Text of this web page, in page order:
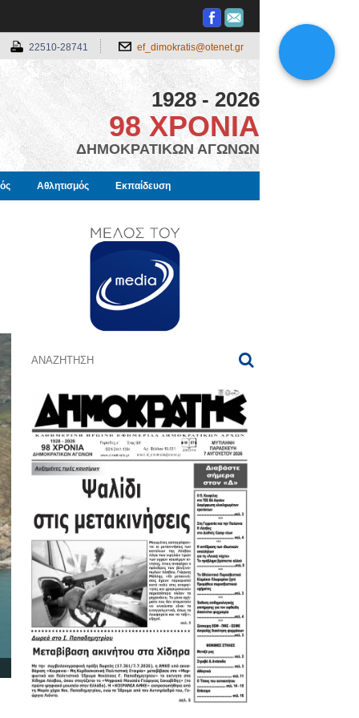
22510-28741 ef_dimokratis@otenet.gr
1928 - 2026
98 ΧΡΟΝΙΑ
ΔΗΜΟΚΡΑΤΙΚΩΝ ΑΓΩΝΩΝ
Αθλητισμός Εκπαίδευση